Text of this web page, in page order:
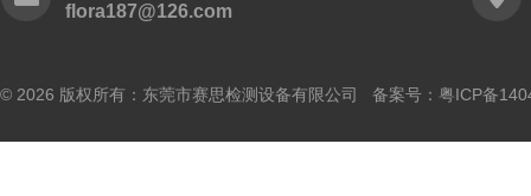
flora187@126.com
© 2026 版权所有：东莞市赛思检测设备有限公司 备案号： 粤ICP备